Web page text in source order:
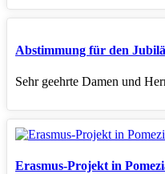
Abstimmung für den
Sehr geehrte Damen und
Erasmus-Projekt in